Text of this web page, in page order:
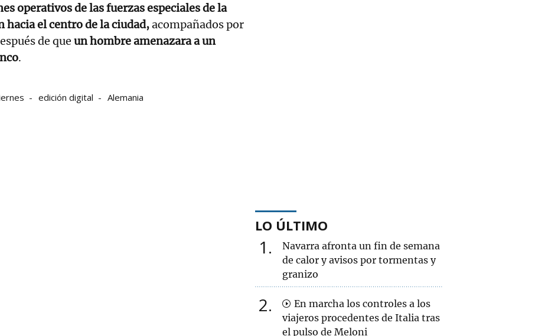
operativos de las fuerzas especiales de la
hacia el centro de la ciudad,acompañados por
de que un hombre amenazara a un
.
edición digital Alemania
LO ÚLTIMO
1
Navarra afronta un fin de semana
de calor y avisos por tormentas y
granizo
2
En marcha los controles a los
viajeros procedentes de Italia tras
el pulso de Meloni